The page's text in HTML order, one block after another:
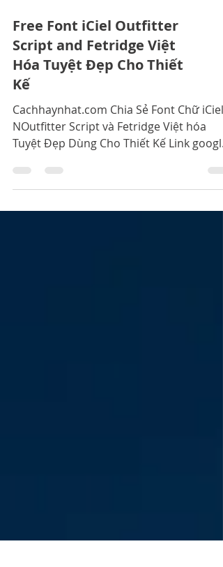
Free Font iCiel Outfitter
Script and Fetridge Việt
Hóa Tuyệt Đẹp Cho Thiết
Kế
Cachhaynhat.com Chia Sẻ Font Chữ iCiel
NOutfitter Script và Fetridge Việt hóa